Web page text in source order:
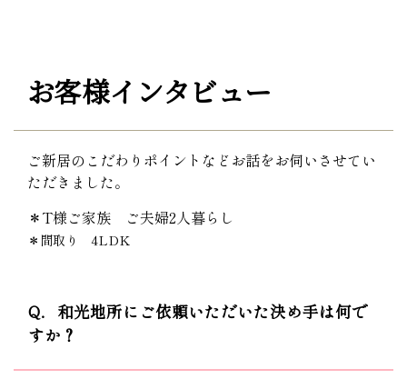
お客様インタビュー
ご新居のこだわりポイントなどお話をお伺いさせてい
ただきました。
＊T様ご家族 ご夫婦2人暮らし
＊間取り 4LDK
Q．和光地所にご依頼いただいた決め手は何で
すか？